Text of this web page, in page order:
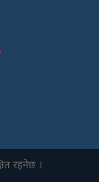
रहनेछ ।